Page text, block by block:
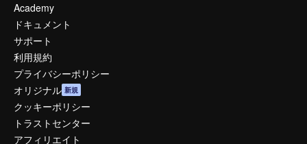
Academy
ドキュメント
サポート
利用規約
プライバシーポリシー
オリジナル 新規
クッキーポリシー
トラストセンター
アフィリエイト